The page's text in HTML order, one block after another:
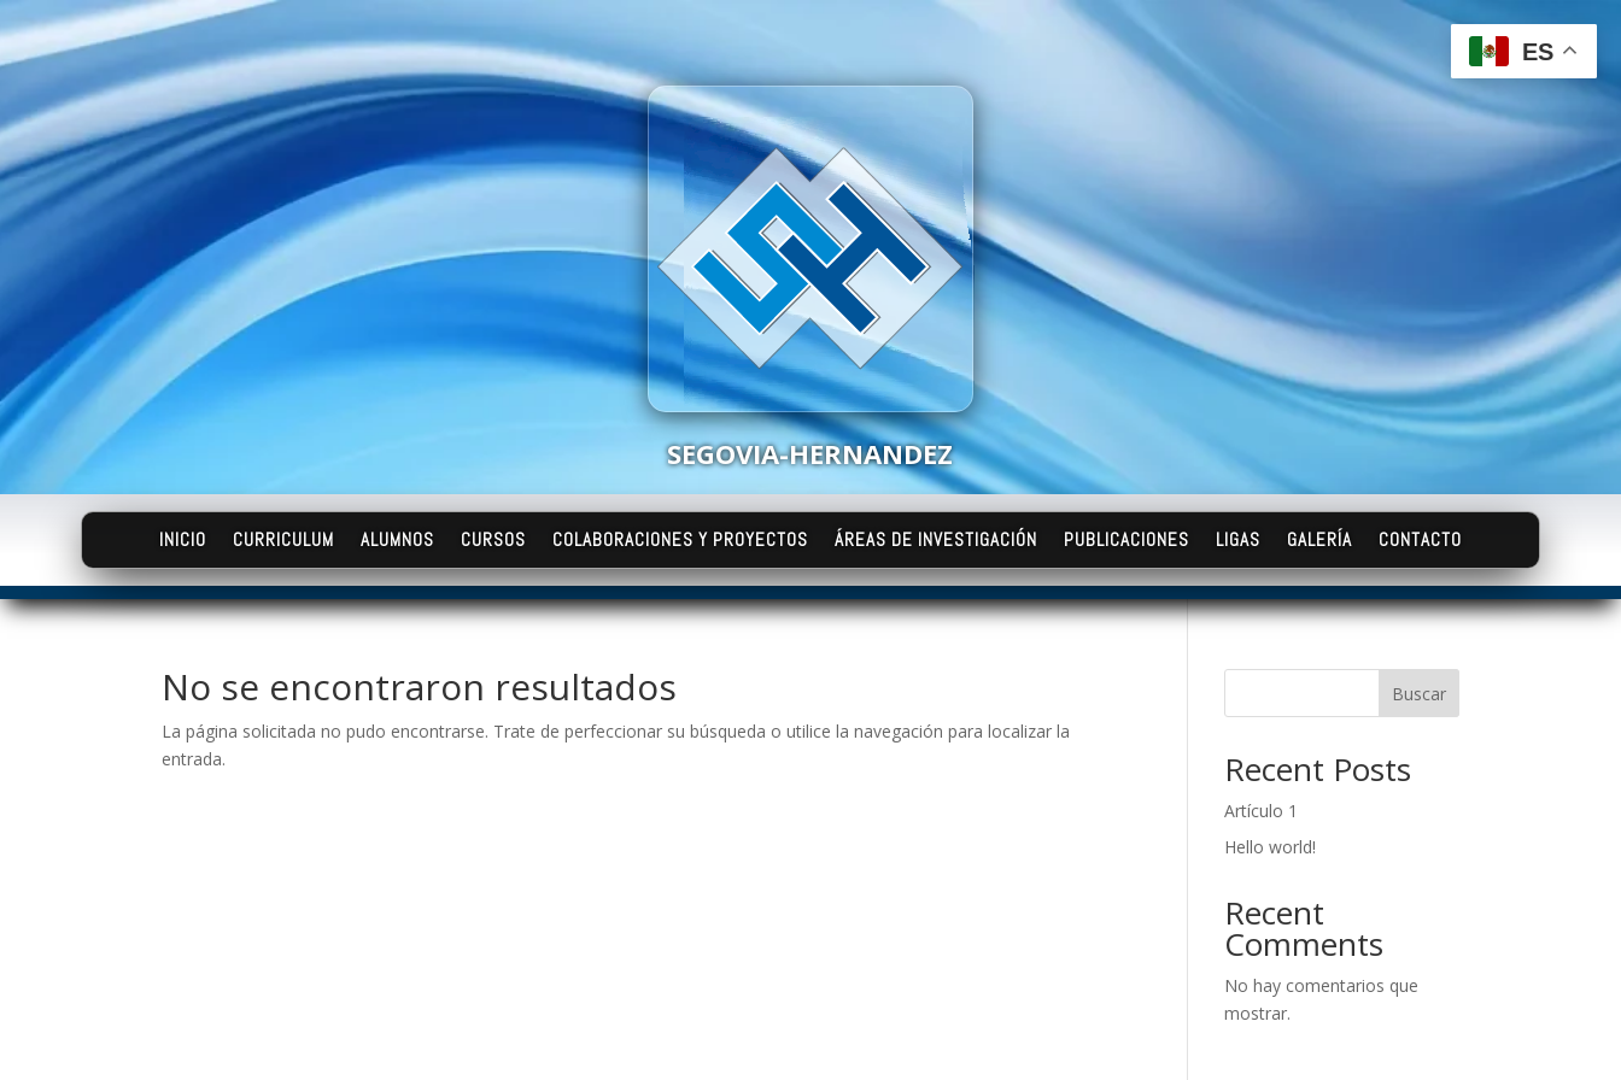
SEGOVIA-HERNANDEZ
INICIO CURRICULUM ALUMNOS CURSOS COLABORACIONES Y PROYECTOS ÁREAS DE INVESTIGACIÓN PUBLICACIONES LIGAS GALERÍA CONTACTO
No se encontraron resultados
La página solicitada no pudo encontrarse. Trate de perfeccionar su búsqueda o utilice la navegación para localizar la
entrada.
Buscar
Recent Posts
Artículo 1
Hello world!
Recent
Comments
No hay comentarios que
mostrar.
ES